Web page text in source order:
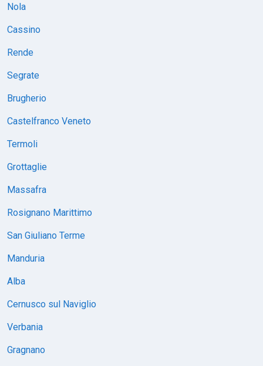
Nola
Cassino
Rende
Segrate
Brugherio
Castelfranco Veneto
Termoli
Grottaglie
Massafra
Rosignano Marittimo
San Giuliano Terme
Manduria
Alba
Cernusco sul Naviglio
Verbania
Gragnano